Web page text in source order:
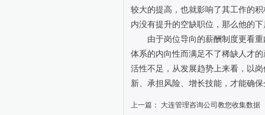
较大的提高，也就影响了其工作的
内没有提升的空缺职位，那么他的
由于岗位导向的薪酬制度更看
体系的内向性而满足不了稀缺人才
活性不足，从发展趋势上来看，以
新、承担风险、增长技能，才能确
上一篇：
大连管理咨询公司教您收集数据